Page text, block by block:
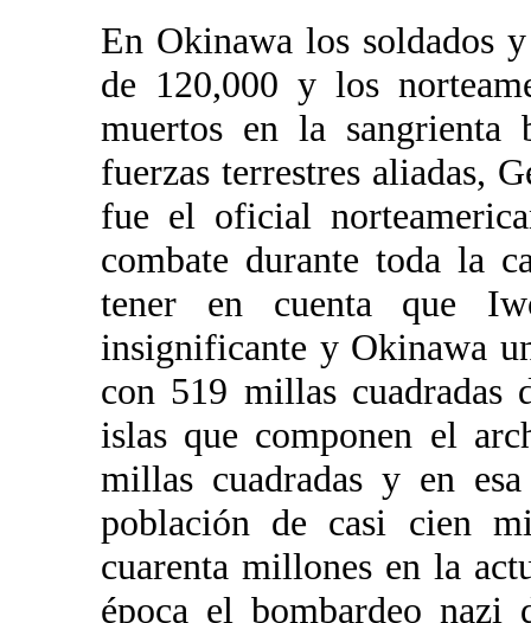
En Okinawa los soldados
de 120,000 y los
muertos en la
fuerzas terrestres aliadas,
fue el oficial
combate durante toda la
tener en cuenta que
insignificante y Okinawa
con 519 millas cuadradas
islas que componen el
millas cuadradas y en
población de casi cien
cuarenta millones en la
época el bombardeo nazi